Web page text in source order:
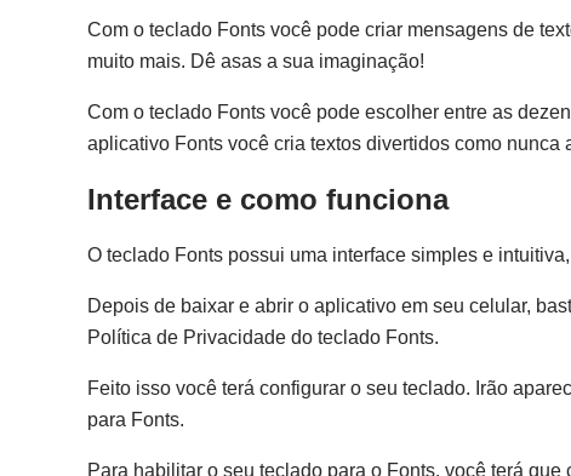
Com o teclado Fonts você pode criar mensagens de
muito mais. Dê asas a sua imaginação!
Com o teclado Fonts você pode escolher entre as
aplicativo Fonts você cria textos divertidos como nunca
Interface e como funciona
O teclado Fonts possui uma interface simples e
Depois de baixar e abrir o aplicativo em seu celular,
Política de Privacidade do teclado Fonts.
Feito isso você terá configurar o seu teclado. Irão
para Fonts.
Para habilitar o seu teclado para o Fonts, você terá